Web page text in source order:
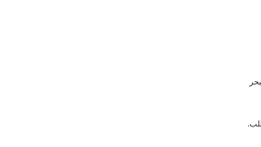
البحر